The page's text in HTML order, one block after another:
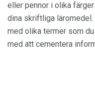
eller pennor i olika
dina skriftliga
med olika termer som du
med att cementera